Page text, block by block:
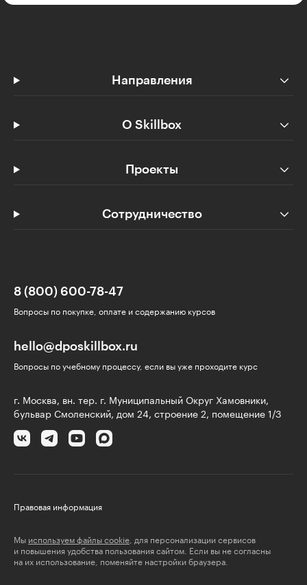
Направления
О Skillbox
Проекты
Сотрудничество
8 (800) 600-78-47
Вопросы по покупке, оплате и содержанию курсов
hello@dposkillbox.ru
Вопросы по учебному процессу, если вы уже проходите курс
г. Москва, вн. тер. г. Муниципальный Округ Хамовники,
бульвар Смоленский, дом 24, строение 2, помещение 1/3
Правовая информация
Мы используем файлы cookie , для персонализации сервисов
и повышения удобства пользования сайтом. Если вы не согласны
на их использование, поменяйте настройки браузера.